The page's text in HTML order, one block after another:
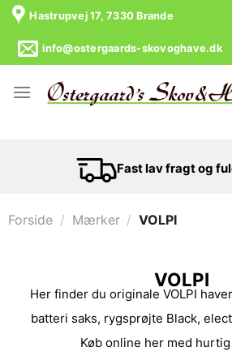
Hastrupvej 17, 7330 Brande
info@ostergaards-skovoghave.dk
Fast lav fragt og
Forside / Mærker / VOLPI
VOLPI
Her finder du originale VOLPI
batteri saks, rygsprøjte Black,
Køb online her med